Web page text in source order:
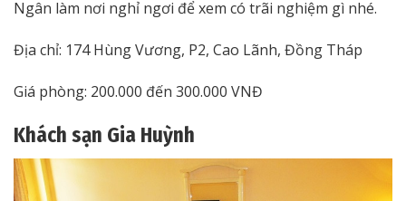
Ngân làm nơi nghỉ ngơi để xem có trãi nghiệm gì nhé.
Địa chỉ: 174 Hùng Vương, P2, Cao Lãnh, Đồng Tháp
Giá phòng: 200.000 đến 300.000 VNĐ
Khách sạn Gia Huỳnh